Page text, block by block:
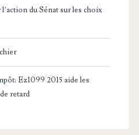
du Sénat sur les choix
Ez1099 2015 aide les
retard